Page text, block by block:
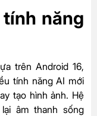
năng
trên Android 16,
tính năng AI mới
tạo hình ảnh. Hệ
âm thanh sống